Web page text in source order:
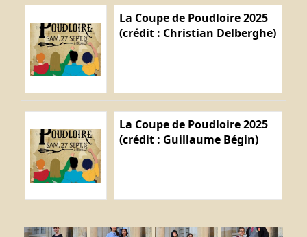
La Coupe de Poudloire 2025
(crédit : Christian Delberghe)
La Coupe de Poudloire 2025
(crédit : Guillaume Bégin)